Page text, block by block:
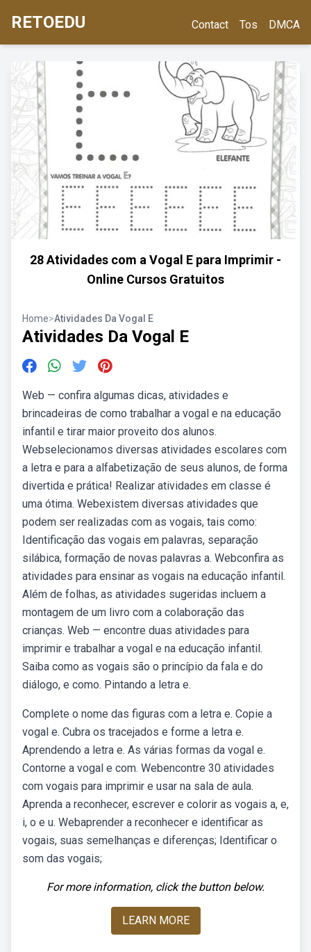
RETOEDU Contact Tos DMCA
28 Atividades com a Vogal E para Imprimir -
Online Cursos Gratuitos
Home>Atividades Da Vogal E
Atividades Da Vogal E
Web — confira algumas dicas, atividades e
brincadeiras de como trabalhar a vogal e na educação
infantil e tirar maior proveito dos alunos.
Webselecionamos diversas atividades escolares com
a letra e para a alfabetização de seus alunos, de forma
divertida e prática! Realizar atividades em classe é
uma ótima. Webexistem diversas atividades que
podem ser realizadas com as vogais, tais como:
Identificação das vogais em palavras, separação
silábica, formação de novas palavras a. Webconfira as
atividades para ensinar as vogais na educação infantil.
Além de folhas, as atividades sugeridas incluem a
montagem de um livro com a colaboração das
crianças. Web — encontre duas atividades para
imprimir e trabalhar a vogal e na educação infantil.
Saiba como as vogais são o princípio da fala e do
diálogo, e como. Pintando a letra e.
Complete o nome das figuras com a letra e. Copie a
vogal e. Cubra os tracejados e forme a letra e.
Aprendendo a letra e. As várias formas da vogal e.
Contorne a vogal e com. Webencontre 30 atividades
com vogais para imprimir e usar na sala de aula.
Aprenda a reconhecer, escrever e colorir as vogais a, e,
i, o e u. Webaprender a reconhecer e identificar as
vogais, suas semelhanças e diferenças; Identificar o
som das vogais;
For more information, click the button below.
LEARN MORE